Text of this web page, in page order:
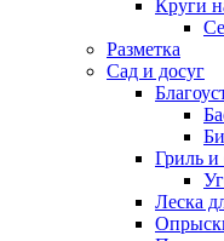
Круги
Разметка
Сад и досуг
Гриль
Леска